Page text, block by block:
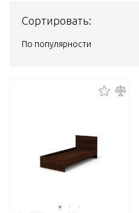
Сортировать:
По популярности